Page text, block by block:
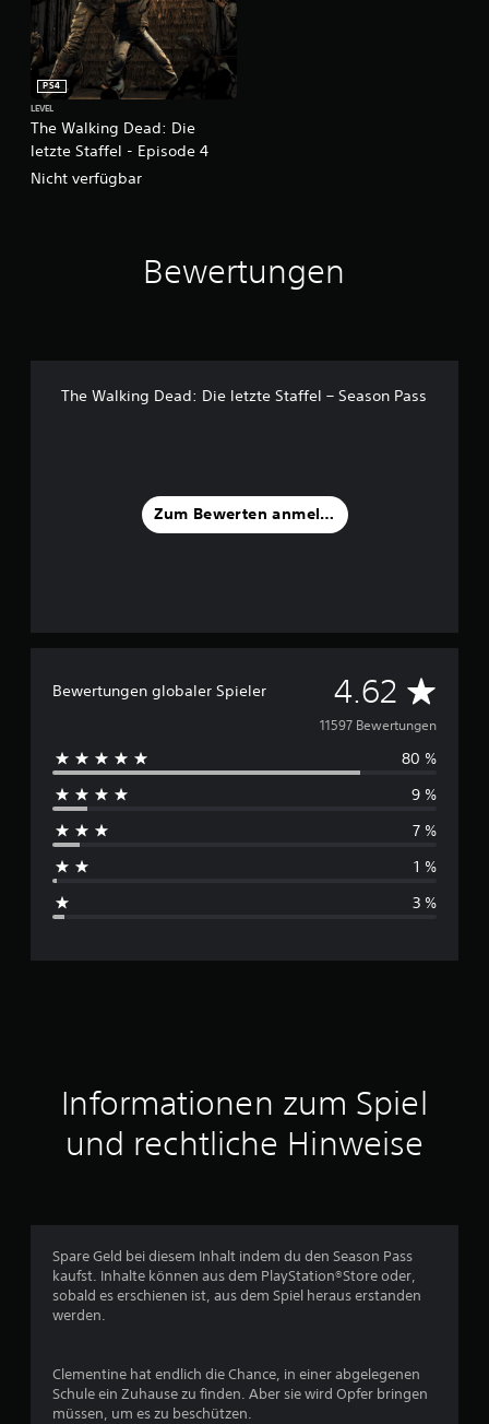
The Walking Dead: Die
letzte Staffel - Episode 4
PS4
LEVEL
Nicht verfügbar
Bewertungen
The Walking Dead: Die letzte Staffel – Season Pass
Zum Bewerten anmelden
Bewertungen globaler Spieler 4.62 D
u
r
h
t
t
c
h
B
11597 Bewertungen
80 %
9 %
7 %
1 %
3 %
Informationen zum Spiel
und rechtliche Hinweise
Spare Geld bei diesem Inhalt indem du den Season Pass
kaufst. Inhalte können aus dem PlayStation®Store oder,
sobald es erschienen ist, aus dem Spiel heraus erstanden
werden.
Clementine hat endlich die Chance, in einer abgelegenen
Schule ein Zuhause zu finden. Aber sie wird Opfer bringen
müssen, um es zu beschützen.